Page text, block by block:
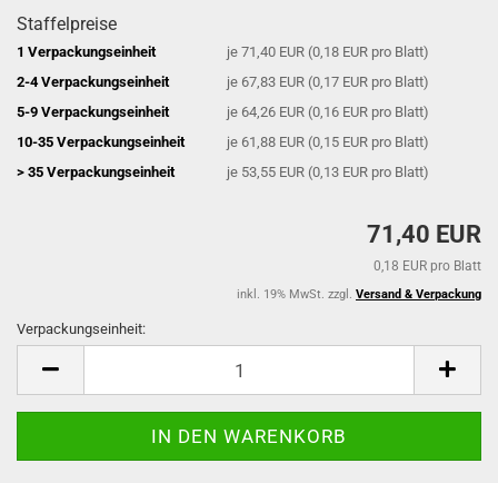
Staffelpreise
1 Verpackungseinheit
je 71,40 EUR (0,18 EUR pro Blatt)
2-4 Verpackungseinheit
je 67,83 EUR (0,17 EUR pro Blatt)
5-9 Verpackungseinheit
je 64,26 EUR (0,16 EUR pro Blatt)
10-35 Verpackungseinheit
je 61,88 EUR (0,15 EUR pro Blatt)
> 35 Verpackungseinheit
je 53,55 EUR (0,13 EUR pro Blatt)
71,40 EUR
0,18 EUR pro Blatt
inkl. 19% MwSt. zzgl. Versand & Verpackung
Verpackungseinheit: